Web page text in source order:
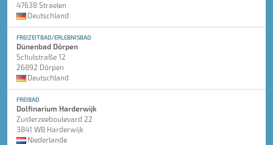
47638 Straelen
Deutschland
FREIZEITBAD/ERLEBNISBAD
Dünenbad Dörpen
Schulstraße 12
26892 Dörpen
Deutschland
FREIBAD
Dolfinarium Harderwijk
Zuiderzeeboulevard 22
3841 WB Harderwijk
Niederlande